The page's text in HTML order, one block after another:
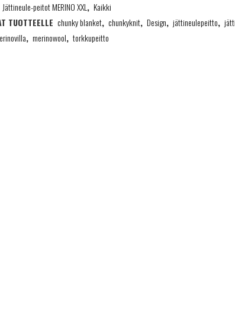
Jättineule-peitot MERINO XXL, Kaikki
TUOTTEELLE chunky blanket, chunkyknit, Design, jättineulepeitto,
, merinowool, torkkupeitto